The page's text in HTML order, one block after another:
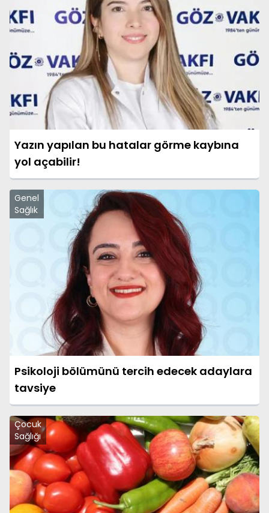
Yazın yapılan bu hatalar görme kaybına
yol açabilir!
Genel
Sağlık
Psikoloji bölümünü tercih edecek adaylara
tavsiye
Çocuk
Sağlığı